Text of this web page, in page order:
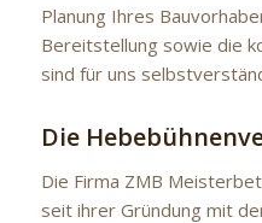
Planung Ihres
Bereitstellung sowie die
sind für uns
Die
Die Firma ZMB
seit ihrer Gründung mit